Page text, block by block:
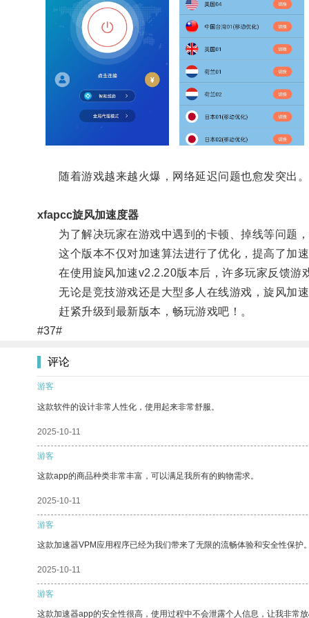
随着游戏越来越火爆，网络延迟问题也愈发突出。
xfapcc旋风加速度器
为了解决玩家在游戏中遇到的卡顿、掉线等问题
这个版本不仅对加速算法进行了优化，提高了加速
在使用旋风加速v2.2.20版本后，许多玩家反馈游
无论是竞技游戏还是大型多人在线游戏，旋风加
赶紧升级到最新版本，畅玩游戏吧！。
#37#
评论
游客
这款软件的设计非常人性化，使用起来非常舒服。
2025-10-11
游客
这款app的商品种类非常丰富，可以满足我所有的购物需求。
2025-10-11
游客
这款加速器VPM应用程序已经为我们带来了无限的流畅体验和安全性保护
2025-10-11
游客
这款加速器app的安全性很高，使用过程中不会泄露个人信息，让我非常